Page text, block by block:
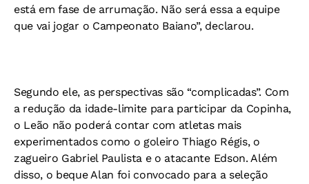
está em fase de arrumação. Não será essa a equipe
que vai jogar o Campeonato Baiano”, declarou.
Segundo ele, as perspectivas são “complicadas”. Com
a redução da idade-limite para participar da Copinha,
o Leão não poderá contar com atletas mais
experimentados como o goleiro Thiago Régis, o
zagueiro Gabriel Paulista e o atacante Edson. Além
disso, o beque Alan foi convocado para a seleção